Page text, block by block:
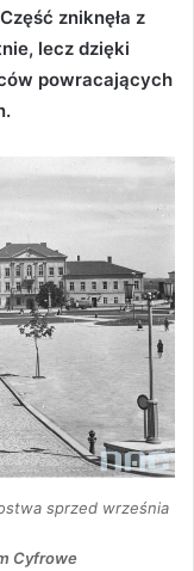
zniknęła z
lecz dzięki
powracających
sprzed września
Cyfrowe